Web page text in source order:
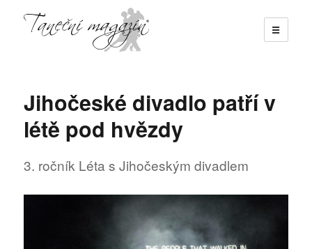
☰
Jihočeské divadlo patří v
létě pod hvězdy
3. ročník Léta s Jihočeským divadlem